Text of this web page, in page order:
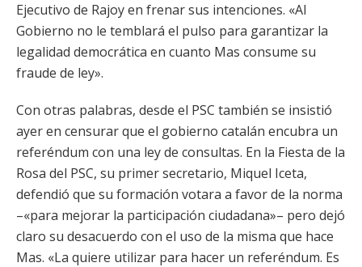
Ejecutivo de Rajoy en frenar sus intenciones. «Al
Gobierno no le temblará el pulso para garantizar la
legalidad democrática en cuanto Mas consume su
fraude de ley».
Con otras palabras, desde el PSC también se insistió
ayer en censurar que el gobierno catalán encubra un
referéndum con una ley de consultas. En la Fiesta de la
Rosa del PSC, su primer secretario, Miquel Iceta,
defendió que su formación votara a favor de la norma
–«para mejorar la participación ciudadana»– pero dejó
claro su desacuerdo con el uso de la misma que hace
Mas. «La quiere utilizar para hacer un referéndum. Es